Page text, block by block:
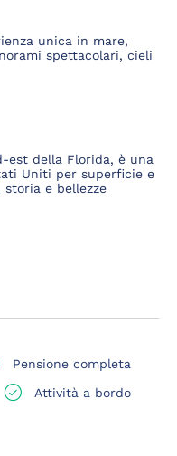
unica in mare,
spettacolari, cieli
est della Florida, è una
Uniti per superficie e
e bellezze
Pensione completa
Attività a bordo